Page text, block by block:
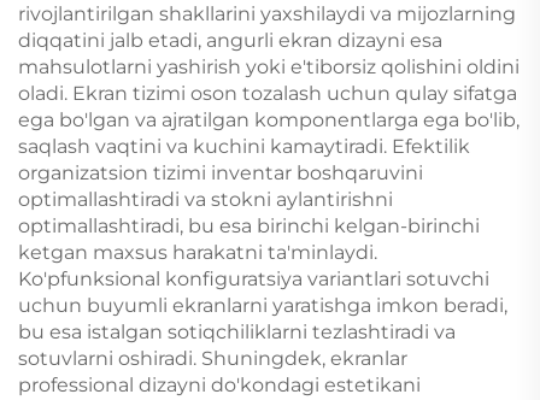
rivojlantirilgan shakllarini yaxshilaydi va mijozlarning
diqqatini jalb etadi, angurli ekran dizayni esa
mahsulotlarni yashirish yoki e'tiborsiz qolishini oldini
oladi. Ekran tizimi oson tozalash uchun qulay sifatga
ega bo'lgan va ajratilgan komponentlarga ega bo'lib,
saqlash vaqtini va kuchini kamaytiradi. Efektilik
organizatsion tizimi inventar boshqaruvini
optimallashtiradi va stokni aylantirishni
optimallashtiradi, bu esa birinchi kelgan-birinchi
ketgan maxsus harakatni ta'minlaydi.
Ko'pfunksional konfiguratsiya variantlari sotuvchi
uchun buyumli ekranlarni yaratishga imkon beradi,
bu esa istalgan sotiqchiliklarni tezlashtiradi va
sotuvlarni oshiradi. Shuningdek, ekranlar
professional dizayni do'kondagi estetikani